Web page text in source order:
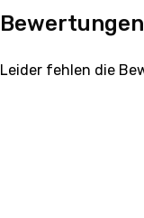
Bewertungen
Leider fehlen die